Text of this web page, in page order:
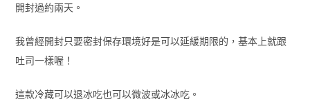
開封過約兩天。
我曾經開封只要密封保存環境好是可以延緩期限的，基本上就跟
吐司一樣喔！
這款冷藏可以退冰吃也可以微波或冰冰吃。